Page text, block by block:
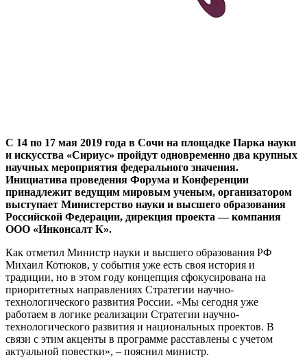
С 14 по 17 мая 2019 года в Сочи на площадке Парка науки
и искусства «Сириус» пройдут одновременно два крупных
научных мероприятия федерального значения.
Инициатива проведения Форума и Конференции
принадлежит ведущим мировым ученым, организатором
выступает Министерство науки и высшего образования
Российской Федерации, дирекция проекта — компания
ООО «Инконсалт К».
Как отметил Министр науки и высшего образования РФ
Михаил Котюков, у события уже есть своя история и
традиции, но в этом году концепция сфокусирована на
приоритетных направлениях Стратегии научно-
технологического развития России. «Мы сегодня уже
работаем в логике реализации Стратегии научно-
технологического развития и национальных проектов. В
связи с этим акценты в программе расставлены с учетом
актуальной повестки», – пояснил министр.